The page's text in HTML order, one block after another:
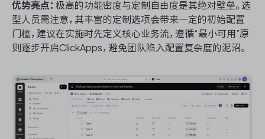
优势亮点： 极高的功能密度与定制自由度是其绝对壁垒。选
型人员需注意，其丰富的定制选项会带来一定的初始配置
门槛，建议在实施时先定义核心业务流，遵循“最小可用”原
则逐步开启ClickApps，避免团队陷入配置复杂度的泥沼。